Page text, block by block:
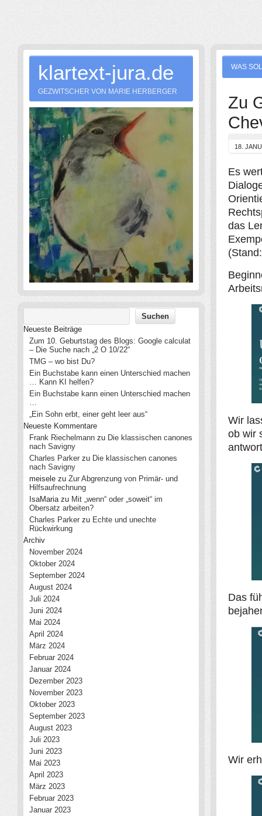
WAS
Zu
18.
Es
das
Wir
ob wir
Das
Wir
klartext-jura.de
GEZWITSCHER VON MARIE HERBERGER
Neueste Beiträge
Zum 10. Geburtstag des Blogs: Google calculat
– Die Suche nach „2 O 10/22“
TMG – wo bist Du?
Ein Buchstabe kann einen Unterschied machen
… Kann KI helfen?
Ein Buchstabe kann einen Unterschied machen
…
„Ein Sohn erbt, einer geht leer aus“
Neueste Kommentare
Frank Riechelmann zu Die klassischen canones
nach Savigny
Charles Parker zu Die klassischen canones
nach Savigny
meisele zu Zur Abgrenzung von Primär- und
Hilfsaufrechnung
IsaMariazu Mit „wenn“ oder „soweit“ im
Obersatz arbeiten?
Charles Parker zu Echte und unechte
Rückwirkung
Archiv
November 2024
Oktober 2024
September 2024
August 2024
Juli 2024
Juni 2024
Mai 2024
April 2024
März 2024
Februar 2024
Januar 2024
Dezember 2023
November 2023
Oktober 2023
September 2023
August 2023
Juli 2023
Juni 2023
Mai 2023
April 2023
März 2023
Februar 2023
Januar 2023